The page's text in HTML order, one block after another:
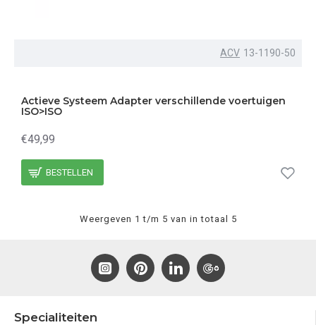
ACV 13-1190-50
Actieve Systeem Adapter verschillende voertuigen
ISO>ISO
€49,99
BESTELLEN
Weergeven 1 t/m 5 van in totaal 5
Specialiteiten